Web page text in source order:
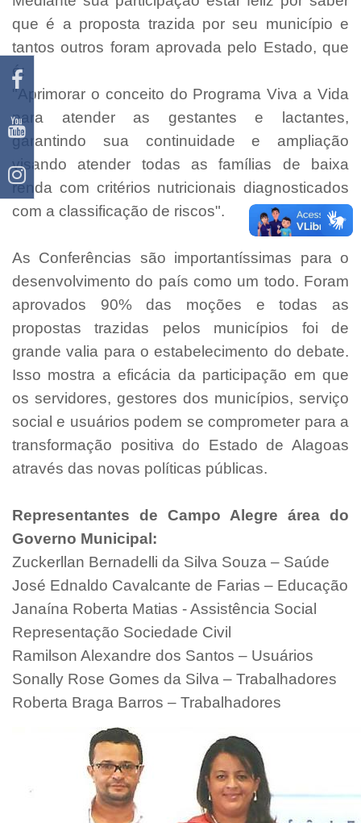
que é a proposta trazida por seu município e
tantos outros foram aprovada pelo Estado, que
é:
"Aprimorar o conceito do Programa Viva a Vida
para atender as gestantes e lactantes,
garantindo sua continuidade e ampliação
visando atender todas as famílias de baixa
renda com critérios nutricionais diagnosticados
com a classificação de riscos".
As Conferências são importantíssimas para o
desenvolvimento do país como um todo. Foram
aprovados 90% das moções e todas as
propostas trazidas pelos municípios foi de
grande valia para o estabelecimento do debate.
Isso mostra a eficácia da participação em que
os servidores, gestores dos municípios, serviço
social e usuários podem se comprometer para a
transformação positiva do Estado de Alagoas
através das novas políticas públicas.
Representantes de Campo Alegre área do
Governo Municipal:
Zuckerllan Bernadelli da Silva Souza – Saúde
José Ednaldo Cavalcante de Farias – Educação
Janaína Roberta Matias - Assistência Social
Representação Sociedade Civil
Ramilson Alexandre dos Santos – Usuários
Sonally Rose Gomes da Silva – Trabalhadores
Roberta Braga Barros – Trabalhadores